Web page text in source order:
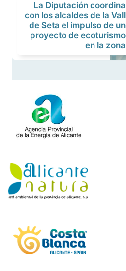
La Diputación coordina
con los alcaldes de la Vall
de Seta el impulso de un
proyecto de ecoturismo
en la zona